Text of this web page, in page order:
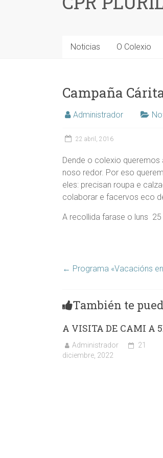
Noticias O Colexio
Campaña
Administrador
22 abril, 2016
Dende o colexio
noso redor. Por eso
eles: precisan roupa e
colaborar e facervos eco
A recollida farase o luns
← Programa «Vacacións
También te
A VISITA DE CAMI A
Administrador
21
diciembre, 2022